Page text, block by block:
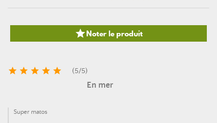
Noter le produit
     (5/5)
En mer
Super matos